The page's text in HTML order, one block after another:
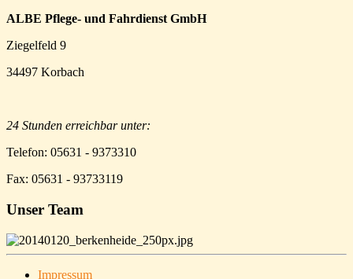
ALBE Pflege- und Fahrdienst GmbH
Ziegelfeld 9
34497 Korbach
24 Stunden erreichbar unter:
Telefon: 05631 - 9373310
Fax: 05631 - 93733119
Unser Team
Impressum